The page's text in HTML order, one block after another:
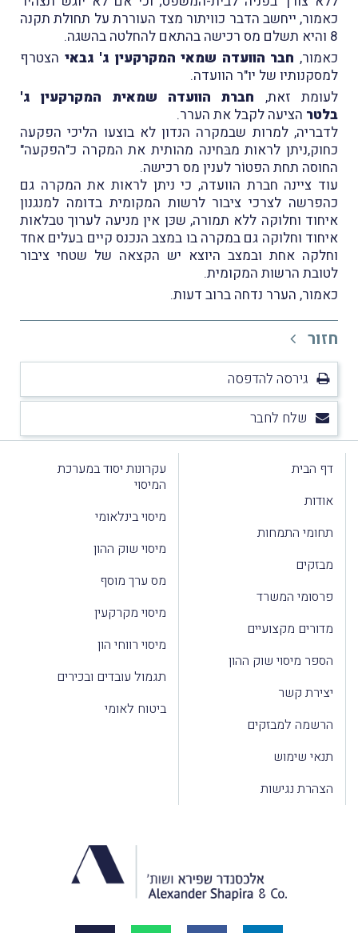
כאמור, ייחשב הדבר כוויתור מצד העוררת על תחולת תקנה
8 והיא תשלם מס רכישה בהתאם להחלטה בהשגה.
כאמור, חבר הוועדה שמאי המקרקעין ג' גבאי הצטרף
למסקנותיו של יו"ר הוועדה.
לעומת זאת, חברת הוועדה שמאית המקרקעין ג'
בלטר הציעה לקבל את הערר.
לדבריה, למרות שבמקרה הנדון לא בוצעו הליכי הפקעה
כחוק,ניתן לראות מבּחינה מהותית את המקרה כ"הפקעה"
החוסה תחת הפטוֹר לענין מס רכישה.
עוד ציינה חברת הוועדה, כיניתן לראות את המקרה גם
כהפרשה לצרכי ציבור לרשות המקומית בדומה למנגנון
איחוד וחלוקה ללא תמורה, שכּן אין מניעה לערוך טבלאות
איחוד וחלוקה גם במקרה בו במצב הנכנס קיים בעלים אחד
וחלקה אחת ובמצב היוצא יש הקצאה של שטחי ציבור
לטובת הרשות המקומית.
כאמור, הערר נדחה ברוב דעות.
חזור
גירסה להדפסה
שלח לחבר
דף הבית
אודות
תחומי התמחות
מבזקים
פרסומי המשרד
מדורים מקצועיים
הספר מיסוי שוק ההון
יצירת קשר
הרשמה למבזקים
תנאי שימוש
הצהרת נגישות
עקרונות יסוד במערכת
המיסוי
מיסוי בינלאומי
מיסוי שוק ההון
מס ערך מוסף
מיסוי מקרקעין
מיסוי רווחי הון
תגמול עובדים ובכירים
ביטוח לאומי